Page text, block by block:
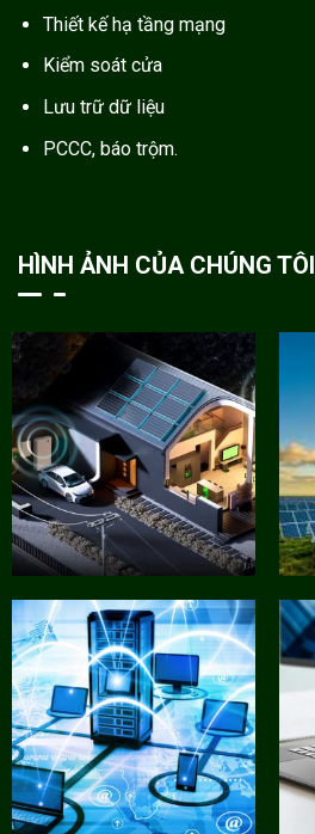
Thiết kế hạ tầng mạng
Kiểm soát cửa
Lưu trữ dữ liệu
PCCC, báo trộm.
HÌNH ẢNH CỦA CHÚNG TÔI